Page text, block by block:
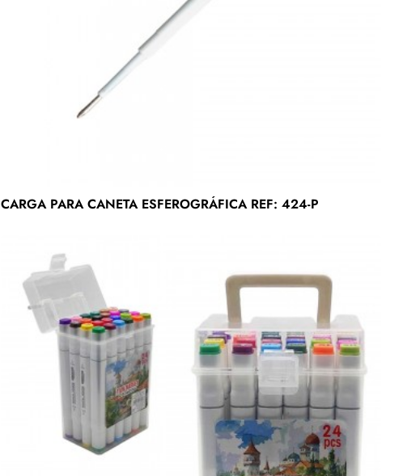
CARGA PARA CANETA ESFEROGRÁFICA REF: 424-P